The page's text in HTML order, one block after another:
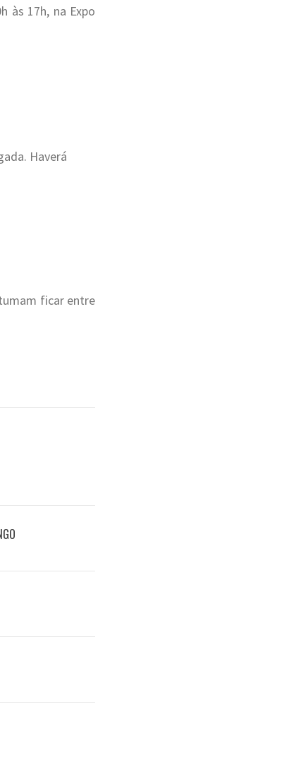
às 17h, na Expo
Haverá
ficar entre